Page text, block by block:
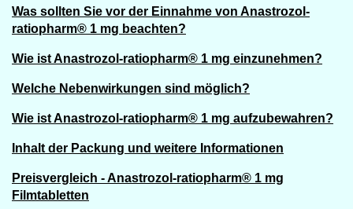
Was sollten Sie vor der Einnahme von Anastrozol-
ratiopharm® 1 mg beachten?
Wie ist Anastrozol-ratiopharm® 1 mg einzunehmen?
Welche Nebenwirkungen sind möglich?
Wie ist Anastrozol-ratiopharm® 1 mg aufzubewahren?
Inhalt der Packung und weitere Informationen
Preisvergleich - Anastrozol-ratiopharm® 1 mg
Filmtabletten